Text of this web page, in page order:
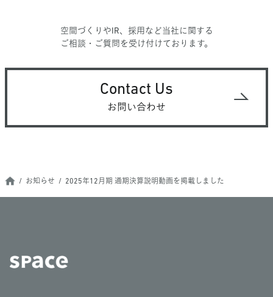
空間づくりやIR、採用など当社に関する
ご相談・ご質問を受け付けております。
Contact Us
お問い合わせ
お知らせ 2025年12月期 通期決算説明動画を掲載しました